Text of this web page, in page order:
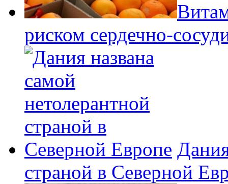
риском сердечно-
страной в Северной